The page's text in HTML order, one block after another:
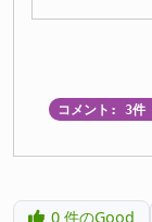
コメント: 3件
0件のGood